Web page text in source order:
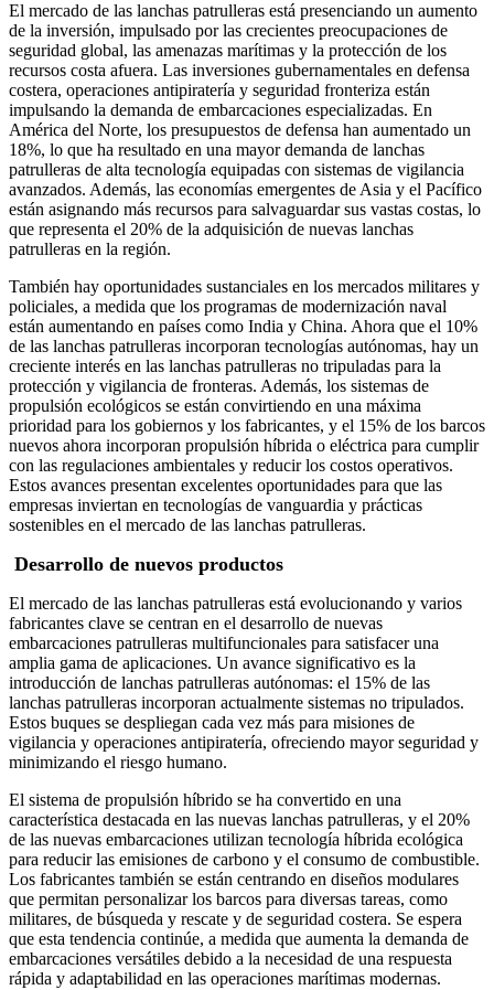
El mercado de las lanchas patrulleras está presenciando un aumento
de la inversión, impulsado por las crecientes preocupaciones de
seguridad global, las amenazas marítimas y la protección de los
recursos costa afuera. Las inversiones gubernamentales en defensa
costera, operaciones antipiratería y seguridad fronteriza están
impulsando la demanda de embarcaciones especializadas. En
América del Norte, los presupuestos de defensa han aumentado un
18%, lo que ha resultado en una mayor demanda de lanchas
patrulleras de alta tecnología equipadas con sistemas de vigilancia
avanzados. Además, las economías emergentes de Asia y el Pacífico
están asignando más recursos para salvaguardar sus vastas costas, lo
que representa el 20% de la adquisición de nuevas lanchas
patrulleras en la región.
También hay oportunidades sustanciales en los mercados militares y
policiales, a medida que los programas de modernización naval
están aumentando en países como India y China. Ahora que el 10%
de las lanchas patrulleras incorporan tecnologías autónomas, hay un
creciente interés en las lanchas patrulleras no tripuladas para la
protección y vigilancia de fronteras. Además, los sistemas de
propulsión ecológicos se están convirtiendo en una máxima
prioridad para los gobiernos y los fabricantes, y el 15% de los barcos
nuevos ahora incorporan propulsión híbrida o eléctrica para cumplir
con las regulaciones ambientales y reducir los costos operativos.
Estos avances presentan excelentes oportunidades para que las
empresas inviertan en tecnologías de vanguardia y prácticas
sostenibles en el mercado de las lanchas patrulleras.
Desarrollo de nuevos productos
El mercado de las lanchas patrulleras está evolucionando y varios
fabricantes clave se centran en el desarrollo de nuevas
embarcaciones patrulleras multifuncionales para satisfacer una
amplia gama de aplicaciones. Un avance significativo es la
introducción de lanchas patrulleras autónomas: el 15% de las
lanchas patrulleras incorporan actualmente sistemas no tripulados.
Estos buques se despliegan cada vez más para misiones de
vigilancia y operaciones antipiratería, ofreciendo mayor seguridad y
minimizando el riesgo humano.
El sistema de propulsión híbrido se ha convertido en una
característica destacada en las nuevas lanchas patrulleras, y el 20%
de las nuevas embarcaciones utilizan tecnología híbrida ecológica
para reducir las emisiones de carbono y el consumo de combustible.
Los fabricantes también se están centrando en diseños modulares
que permitan personalizar los barcos para diversas tareas, como
militares, de búsqueda y rescate y de seguridad costera. Se espera
que esta tendencia continúe, a medida que aumenta la demanda de
embarcaciones versátiles debido a la necesidad de una respuesta
rápida y adaptabilidad en las operaciones marítimas modernas.